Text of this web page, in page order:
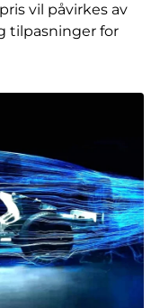
vil påvirkes av
tilpasninger for